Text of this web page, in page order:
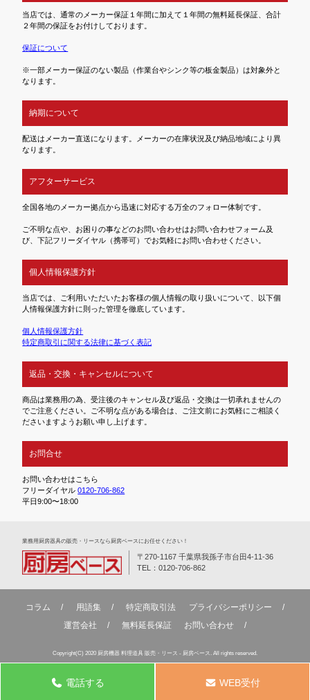
当店では、通常のメーカー保証１年間に加えて１年間の無料延長保証、合計
２年間の保証をお付けしております。
保証について
※一部メーカー保証のない製品（作業台やシンク等の板金製品）は対象外と
なります。
納期について
配送はメーカー直送になります。メーカーの在庫状況及び納品地域により異
なります。
アフターサービス
全国各地のメーカー拠点から迅速に対応する万全のフォロー体制です。
ご不明な点や、お困りの事などのお問い合わせはお問い合わせフォーム及
び、下記フリーダイヤル（携帯可）でお気軽にお問い合わせください。
個人情報保護方針
当店では、ご利用いただいたお客様の個人情報の取り扱いについて、以下個
人情報保護方針に則った管理を徹底しています。
個人情報保護方針
特定商取引に関する法律に基づく表記
返品・交換・キャンセルについて
商品は業務用の為、受注後のキャンセル及び返品・交換は一切承れませんの
でご注意ください。ご不明な点がある場合は、ご注文前にお気軽にご相談く
ださいますようお願い申し上げます。
お問合せ
お問い合わせはこちら
フリーダイヤル0120-706-862
平日9:00〜18:00
業務⽤厨房器具の販売・リースなら厨房ベースにお任せください！
〒270-1167 千葉県我孫子市台田4-11-36
TEL：0120-706-862
コラム 用語集 特定商取引法
プライバシーポリシー
運営会社
無料延⻑保証 お問い合わせ
Copyright(C) 2020 厨房機器 料理道具 販売・リース - 厨房ベース. All rights reserved.
電話する WEB受付